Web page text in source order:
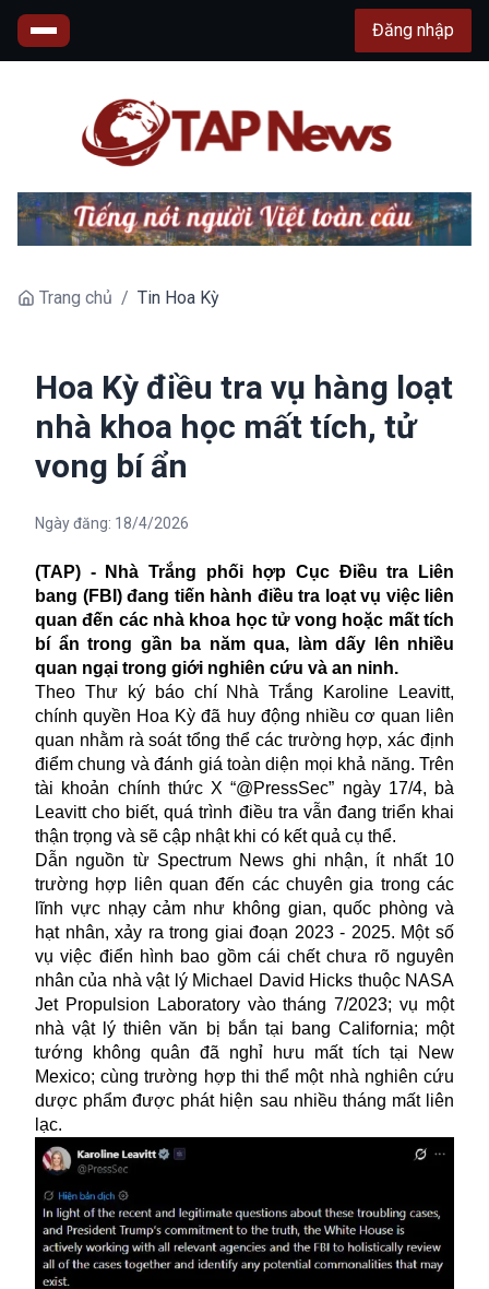
Đăng nhập
Trang chủ / Tin Hoa Kỳ
Hoa Kỳ điều tra vụ hàng loạt
nhà khoa học mất tích, tử
vong bí ẩn
Ngày đăng: 18/4/2026
(TAP) - Nhà Trắng phối hợp Cục Điều tra Liên
bang (FBI) đang tiến hành điều tra loạt vụ việc liên
quan đến các nhà khoa học tử vong hoặc mất tích
bí ẩn trong gần ba năm qua, làm dấy lên nhiều
quan ngại trong giới nghiên cứu và an ninh.
Theo Thư ký báo chí Nhà Trắng Karoline Leavitt,
chính quyền Hoa Kỳ đã huy động nhiều cơ quan liên
quan nhằm rà soát tổng thể các trường hợp, xác định
điểm chung và đánh giá toàn diện mọi khả năng. Trên
tài khoản chính thức X “@PressSec” ngày 17/4, bà
Leavitt cho biết, quá trình điều tra vẫn đang triển khai
thận trọng và sẽ cập nhật khi có kết quả cụ thể.
Dẫn nguồn từ Spectrum News ghi nhận, ít nhất 10
trường hợp liên quan đến các chuyên gia trong các
lĩnh vực nhạy cảm như không gian, quốc phòng và
hạt nhân, xảy ra trong giai đoạn 2023 - 2025. Một số
vụ việc điển hình bao gồm cái chết chưa rõ nguyên
nhân của nhà vật lý Michael David Hicks thuộc NASA
Jet Propulsion Laboratory vào tháng 7/2023; vụ một
nhà vật lý thiên văn bị bắn tại bang California; một
tướng không quân đã nghỉ hưu mất tích tại New
Mexico; cùng trường hợp thi thể một nhà nghiên cứu
dược phẩm được phát hiện sau nhiều tháng mất liên
lạc.